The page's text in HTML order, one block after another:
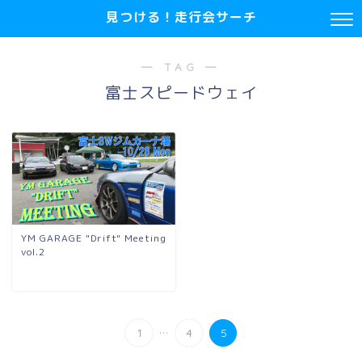
見つける！走行会サーチ
― TAG ―
富士スピードウェイ
YM GARAGE "Drift" Meeting
vol.2
1 ... 4 5